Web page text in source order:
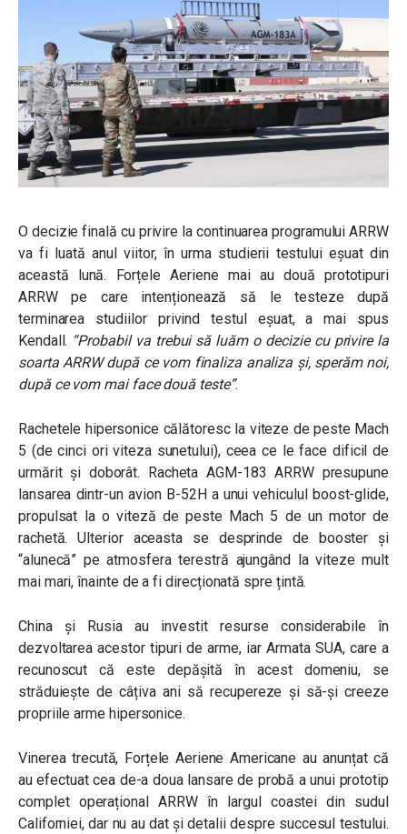
O decizie finală cu privire la continuarea programului ARRW
va fi luată anul viitor, în urma studierii testului eșuat din
această lună. Forțele Aeriene mai au două prototipuri
ARRW pe care intenționează să le testeze după
terminarea studiilor privind testul eșuat, a mai spus
Kendall. “Probabil va trebui să luăm o decizie cu privire la
soarta ARRW după ce vom finaliza analiza și, sperăm noi,
după ce vom mai face două teste”.
Rachetele hipersonice călătoresc la viteze de peste Mach
5 (de cinci ori viteza sunetului), ceea ce le face dificil de
urmărit și doborât. RachetaAGM-183ARRW presupune
lansarea dintr-un avion B-52H a unui vehiculul boost-glide,
propulsat la o viteză de peste Mach 5 de un motor de
rachetă. Ulterior aceasta se desprinde de booster și
“alunecă” pe atmosfera terestră ajungând la viteze mult
mai mari, înainte de a fi direcționată spre țintă.
China și Rusia au investit resurse considerabile în
dezvoltarea acestor tipuri de arme, iar Armata SUA, care a
recunoscut că este depășită în acest domeniu, se
străduiește de câțiva ani să recupereze și să-și creeze
propriile arme hipersonice.
Vinerea trecută, Forțele Aeriene Americane au anunțat că
au efectuat cea de-a doua lansare de probă a unui prototip
complet operațional ARRW în largul coastei din sudul
Californiei, dar nu au dat și detalii despre succesul testului.